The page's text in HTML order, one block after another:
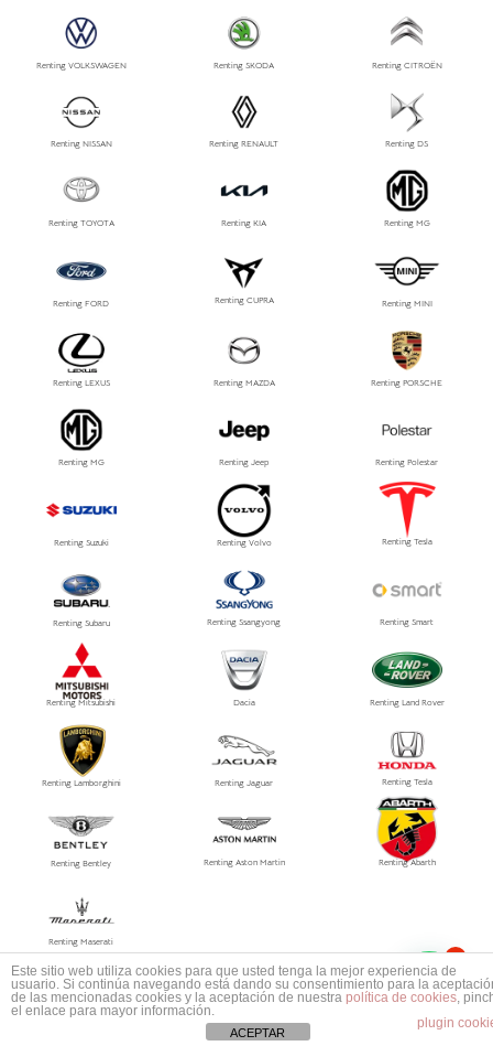
Renting VOLKSWAGEN Renting SKODA Renting CITROËN
Renting NISSAN Renting RENAULT Renting DS
Renting TOYOTA Renting KIA Renting MG
Renting FORD Renting CUPRA Renting MINI
Renting LEXUS Renting MAZDA Renting PORSCHE
Renting MG Renting Jeep Renting Polestar
Renting Suzuki Renting Volvo Renting Tesla
Renting Subaru Renting Ssangyong Renting Smart
Renting Mitsubishi Dacia Renting Land Rover
Renting Lamborghini Renting Jaguar Renting Tesla
Renting Bentley Renting Aston Martin Renting Abarth
Renting Maserati
© 2026Grupo PRISMA, Especialistas en Automoción, S.L.
Política de privacidad /
Este sitio web utiliza cookies para que usted tenga la mejor experiencia de
usuario. Si continúa navegando está dando su consentimiento para la
de las mencionadas cookies y la aceptación de nuestra política de cookies,
el enlace para mayor información.
plugin
ACEPTAR
1
Mas información ¿No encuentras tu coche?